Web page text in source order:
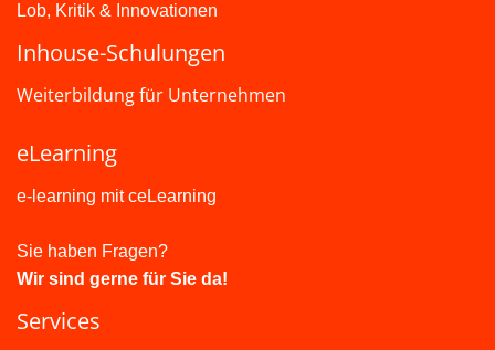
Lob, Kritik & Innovationen
Inhouse-Schulungen
Weiterbildung für Unternehmen
eLearning
e-learning mit ceLearning
Sie haben Fragen?
Wir sind gerne für Sie da!
Services